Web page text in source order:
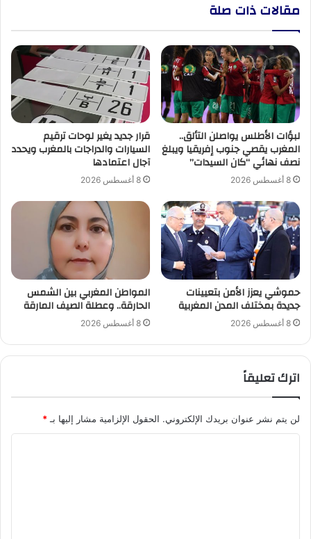
الجاري
مقالات ذات صلة
لبؤات الأطلس يواصلن التألق..
المغرب يقصي جنوب إفريقيا ويبلغ
نصف نهائي “كان السيدات”
8 أغسطس 2026
قرار جديد يغير لوحات ترقيم
السيارات والدراجات بالمغرب ويحدد
آجال اعتمادها
8 أغسطس 2026
حموشي يعزز الأمن بتعيينات
جديدة بمختلف المدن المغربية
8 أغسطس 2026
المواطن المغربي بين الشمس
الحارقة.. وعطلة الصيف المارقة
8 أغسطس 2026
اترك تعليقاً
لن يتم نشر عنوان بريدك الإلكتروني. الحقول الإلزامية مشار إليها بـ *